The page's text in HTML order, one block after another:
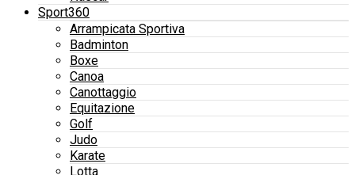
Sport360
Arrampicata Sportiva
Badminton
Boxe
Canoa
Canottaggio
Equitazione
Golf
Judo
Karate
Lotta